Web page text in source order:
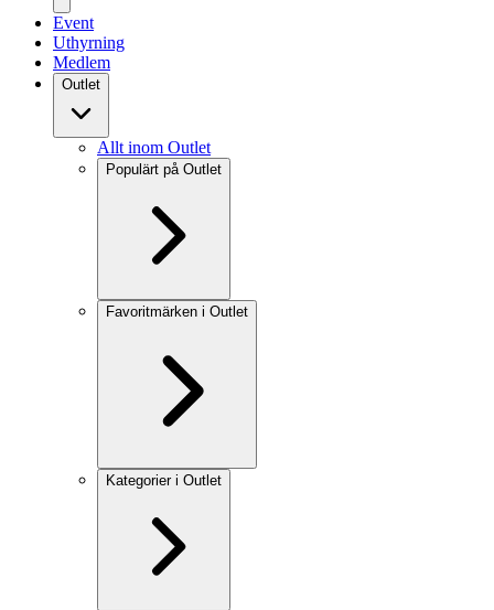
Event
Uthyrning
Medlem
Outlet
Allt inom Outlet
Populärt på Outlet
Favoritmärken i Outlet
Kategorier i Outlet